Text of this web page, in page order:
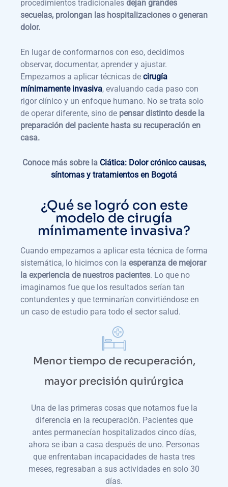
procedimientos tradicionales dejan grandes
secuelas, prolongan las hospitalizaciones o generan
dolor.
En lugar de conformarnos con eso, decidimos
observar, documentar, aprender y ajustar.
Empezamos a aplicar técnicas de cirugía
mínimamente invasiva, evaluando cada paso con
rigor clínico y un enfoque humano. No se trata solo
de operar diferente, sino de pensar distinto desde la
preparación del paciente hasta su recuperación en
casa.
Conoce más sobre la Ciática: Dolor crónico causas,
síntomas y tratamientos en Bogotá
¿Qué se logró con este
modelo de cirugía
mínimamente invasiva?
Cuando empezamos a aplicar esta técnica de forma
sistemática, lo hicimos con la esperanza de mejorar
la experiencia de nuestros pacientes. Lo que no
imaginamos fue que los resultados serían tan
contundentes y que terminarían convirtiéndose en
un caso de estudio para todo el sector salud.
Menor tiempo de recuperación,
mayor precisión quirúrgica
Una de las primeras cosas que notamos fue la
diferencia en la recuperación. Pacientes que
antes permanecían hospitalizados cinco días,
ahora se iban a casa después de uno. Personas
que enfrentaban incapacidades de hasta tres
meses, regresaban a sus actividades en solo 30
días.